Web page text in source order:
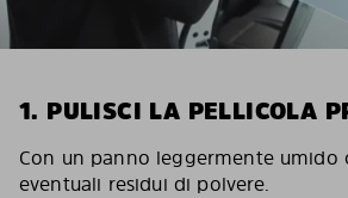
1. PULISCI LA PELLICOLA
Con un panno leggermente umido
eventuali residui di polvere.